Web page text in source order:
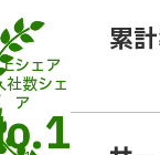
シェア
社数シェ
ア
累